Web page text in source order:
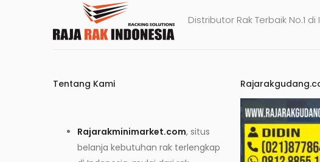
Distributor Rak Terbaik No.1
Tentang Kami
Rajarakminimarket.com, situs
belanja kebutuhan rak terlengkap